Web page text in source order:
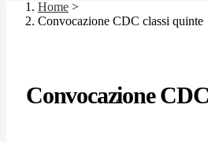
Home >
Convocazione CDC classi quinte
Convocazione